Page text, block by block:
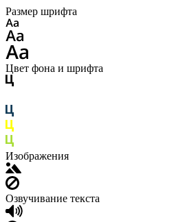
Размер шрифта
Цвет фона и шрифта
Изображения
Озвучивание текста